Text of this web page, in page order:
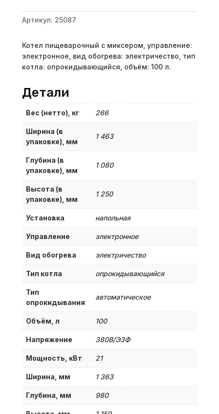
Артикул: 25087
Котел пищеварочный с миксером, управление:
электронное, вид обогрева: электричество, тип
котла: опрокидывающийся, объём: 100 л.
Детали
Вес (нетто), кг 266
Ширина (в
упаковке), мм
1 463
Глубина (в
упаковке), мм
1 080
Высота (в
упаковке), мм
1 250
Установка напольная
Управление электронное
Вид обогрева электричество
Тип котла опрокидывающийся
Тип
опрокидывания
автоматическое
Объём, л 100
Напряжение 380B/Э3Ф
Мощность, кВт 21
Ширина, мм 1 363
Глубина, мм 980